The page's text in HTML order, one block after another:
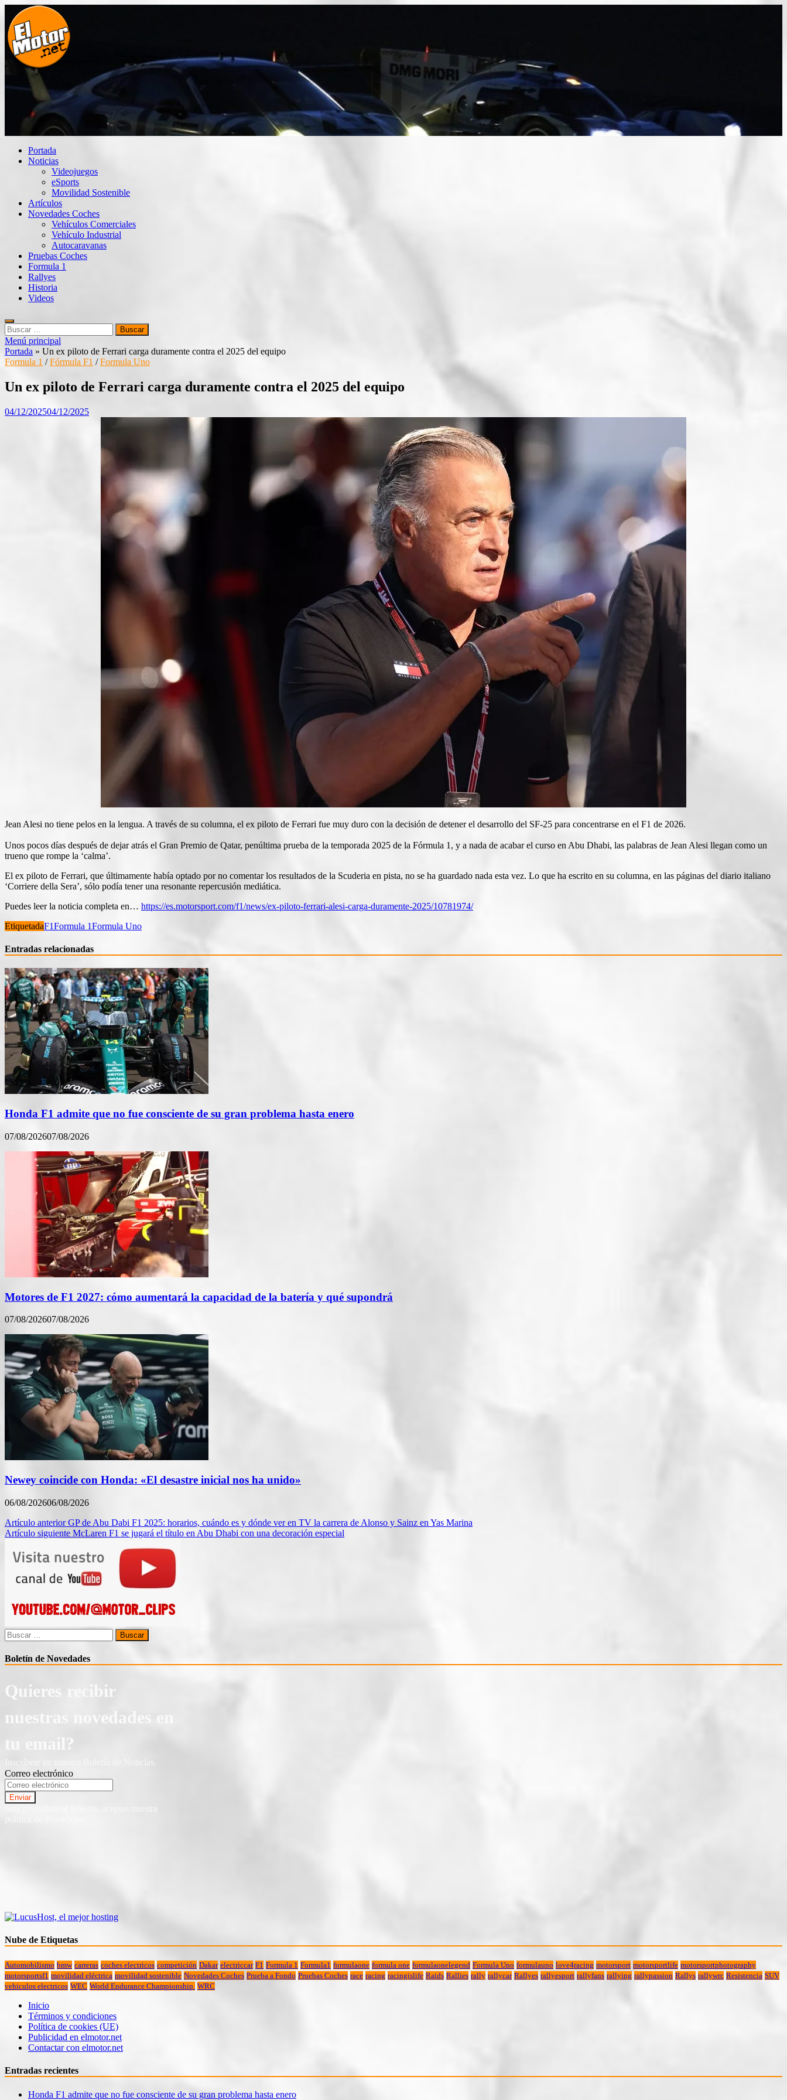
Saltar
contenido
El Motor punto Net
Información sobre novedades y pruebas de Automóviles
Portada
Noticias
Videojuegos
eSports
Movilidad Sostenible
Artículos
Novedades Coches
Vehículos Comerciales
Vehículo Industrial
Autocaravanas
Pruebas Coches
Formula 1
Rallyes
Historia
Videos
Buscar:
Menú principal
Portada » Un ex piloto de Ferrari carga duramente contra el 2025 del equipo
Formula 1 /Fórmula F1 /Formula Uno
Un ex piloto de Ferrari carga duramente contra el 2025 del equipo
04/12/202504/12/2025
Jean Alesi no tiene pelos en la lengua. A través de su columna, el ex piloto de Ferrari fue muy duro con la decisión de detener el desarrollo del SF-25 para concentrarse en el F1 de 2026.
Unos pocos días después de dejar atrás el Gran Premio de Qatar, penúltima prueba de la temporada 2025 de la Fórmula 1, y a nada de acabar el curso en Abu Dhabi, las palabras de Jean Alesi llegan como un
trueno que rompe la ‘calma’.
El ex piloto de Ferrari, que últimamente había optado por no comentar los resultados de la Scuderia en pista, no se ha guardado nada esta vez. Lo que ha escrito en su columna, en las páginas del diario italiano
‘Corriere della Sera’, sólo podía tener una resonante repercusión mediática.
Puedes leer la noticia completa en… https://es.motorsport.com/f1/news/ex-piloto-ferrari-alesi-carga-duramente-2025/10781974/
EtiquetadaF1Formula 1Formula Uno
Entradas relacionadas
Honda F1 admite que no fue consciente de su gran problema hasta enero
07/08/202607/08/2026
Motores de F1 2027: cómo aumentará la capacidad de la batería y qué supondrá
07/08/202607/08/2026
Newey coincide con Honda: «El desastre inicial nos ha unido»
06/08/202606/08/2026
Navegación
de
entradas
Artículo anterior GP de Abu Dabi F1 2025: horarios, cuándo es y dónde ver en TV la carrera de Alonso y Sainz en Yas Marina
Artículo siguiente McLaren F1 se jugará el título en Abu Dhabi con una decoración especial
Buscar:
Boletín de Novedades
Quieres recibir
nuestras novedades en
tu email?
Inscríbete en nuestro Boletín de Noticias.
Correo electrónico
Nube de Etiquetas
Automobilismo bmw carreras coches electricos competición Dakar electriccar F1 Formula 1 Formula1 formulaone formula one formulaonelegend Formula Uno formulauno love4racing motorsport motorsportlife motorsportphotography
motorsportsf1 movilidad eléctrica movilidad sostenible Novedades Coches Prueba a Fondo Pruebas Coches race racing racingislife Raids Rallies rally rallycar Rallyes rallyesport rallyfans rallying rallypassion Rallys rallywrc Resistencia SUV
vehiculos electricos WEC World Endurance Championship. WRC
Inicio
Términos y condiciones
Política de cookies (UE)
Publicidad en elmotor.net
Contactar con elmotor.net
Entradas recientes
Honda F1 admite que no fue consciente de su gran problema hasta enero